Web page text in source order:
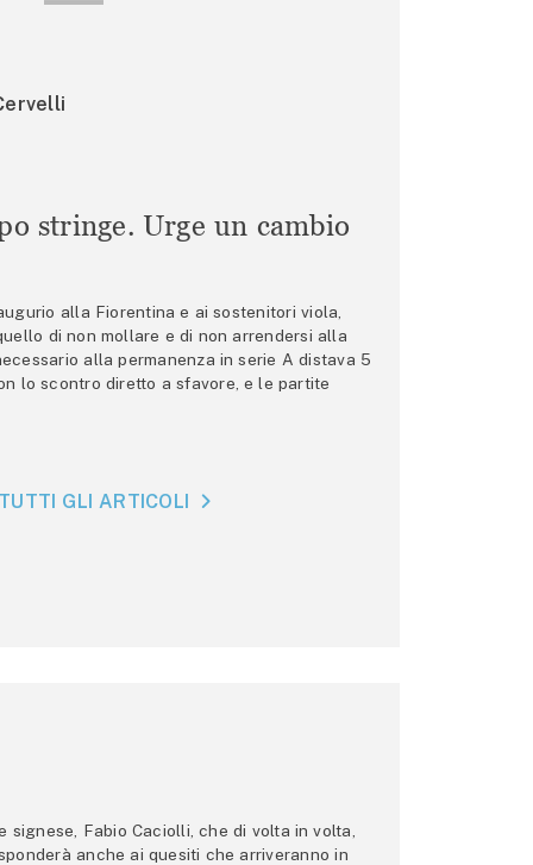
stringe. Urge un cambio
alla Fiorentina e ai sostenitori viola,
di non mollare e di non arrendersi alla
alla permanenza in serie A distava 5
lo scontro diretto a sfavore, e le partite
GLI ARTICOLI
Fabio Caciolli, che di volta in volta,
anche ai quesiti che arriveranno in